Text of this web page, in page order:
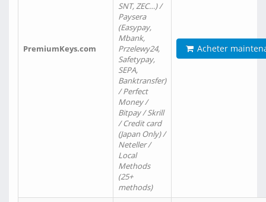
PremiumKeys.com
SNT, ZEC…) /
Paysera
(Easypay,
Mbank,
Przelewy24,
Safetypay,
SEPA,
Banktransfer)
/ Perfect
Money /
Bitpay / Skrill
/ Credit card
(Japan Only) /
Neteller /
Local
Methods
(25+
methods)
Acheter